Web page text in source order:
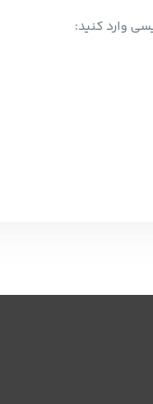
وارد کنید: